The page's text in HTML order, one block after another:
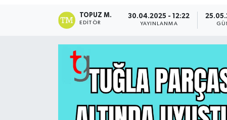
TOPUZ M.
EDITÖR
30.04.2025 - 12:22
YAYINLANMA